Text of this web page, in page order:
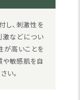
し、刺激性を
激などについ
が高いことを
や敏感肌を自
い。